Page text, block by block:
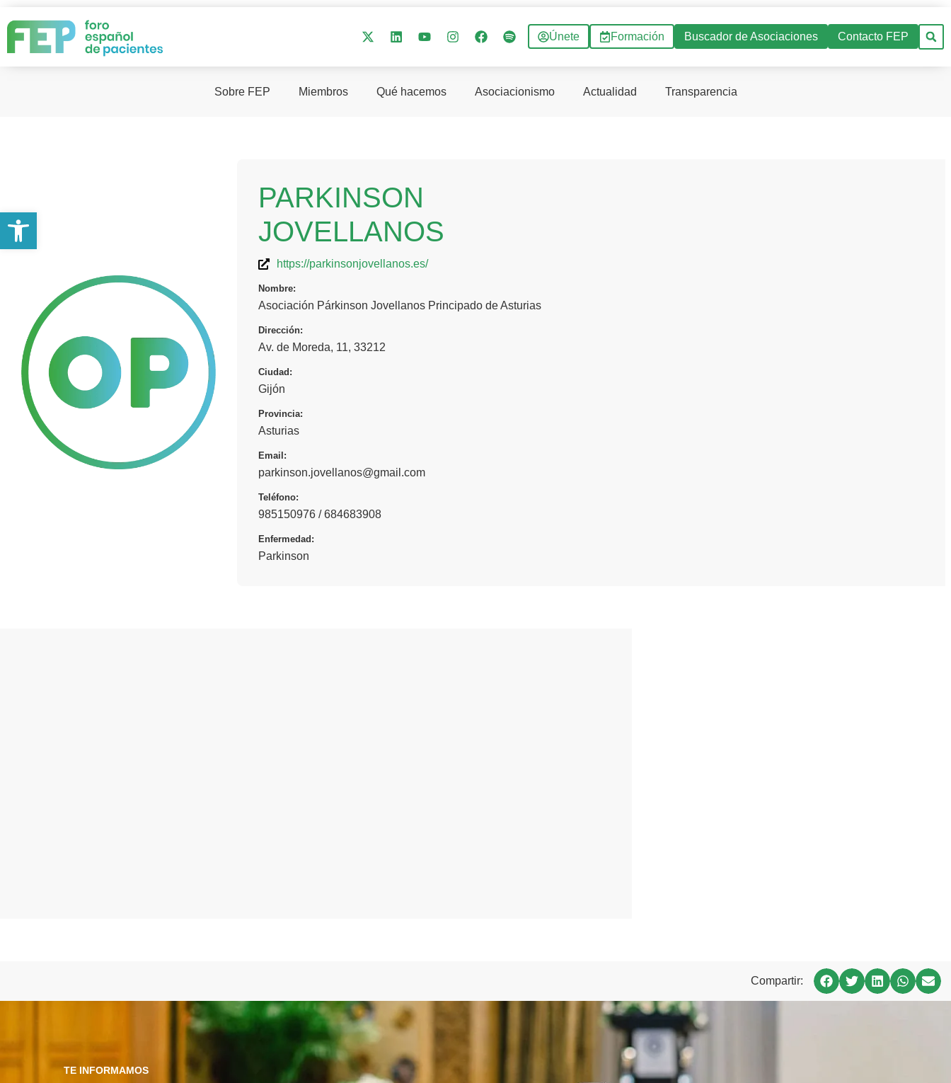
Únete Formación Buscador de Asociaciones Contacto FEP
Sobre FEP Miembros Qué hacemos Asociacionismo Actualidad Transparencia
PARKINSON
JOVELLANOS
https://parkinsonjovellanos.es/
Nombre:
Asociación Párkinson Jovellanos Principado de Asturias
Dirección:
Av. de Moreda, 11, 33212
Ciudad:
Gijón
Provincia:
Asturias
Email:
parkinson.jovellanos@gmail.com
Teléfono:
985150976 / 684683908
Enfermedad:
Parkinson
Compartir:
TE INFORMAMOS
Abrir barra de herramientas